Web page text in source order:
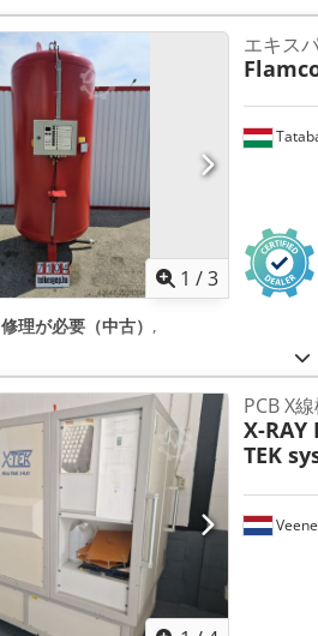
1 /3
エキス
修理が必要（中古） ,
PCB X
X-
TEK